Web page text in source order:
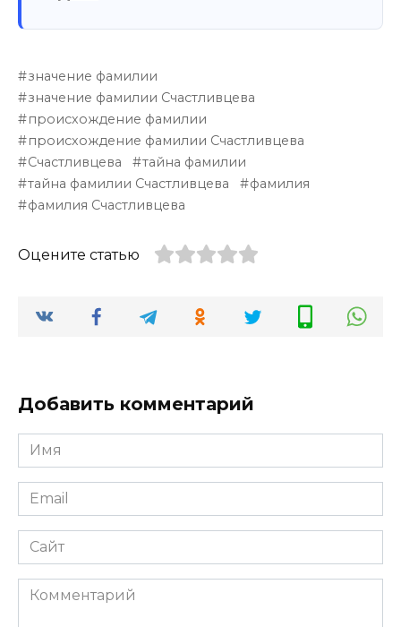
значение фамилии
значение фамилии Счастливцева
происхождение фамилии
происхождение фамилии Счастливцева
Счастливцева
тайна фамилии
тайна фамилии Счастливцева
фамилия
фамилия Счастливцева
Оцените статью
Добавить комментарий
Имя
*
Email
*
Сайт
Комментарий